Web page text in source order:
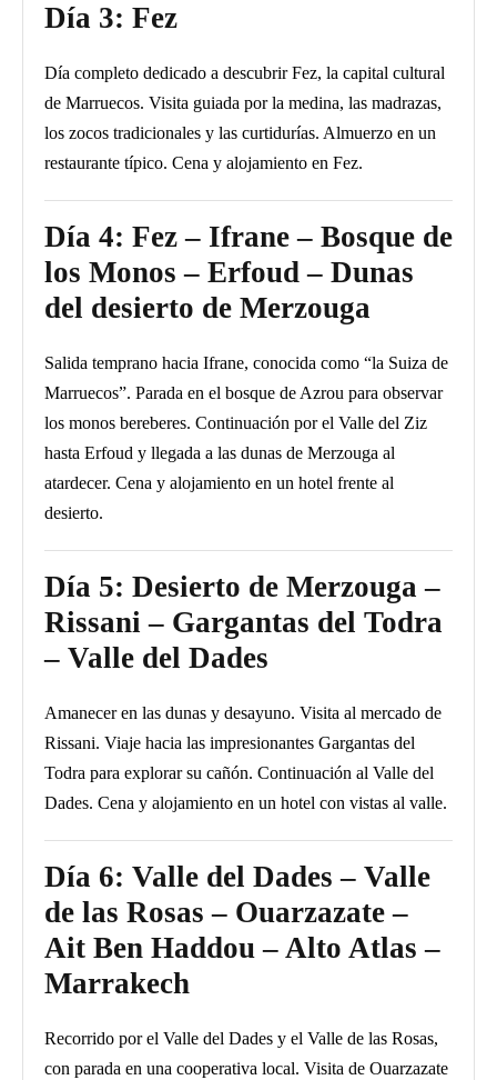
Día 3: Fez
Día completo dedicado a descubrir Fez, la capital cultural
de Marruecos. Visita guiada por la medina, las madrazas,
los zocos tradicionales y las curtidurías. Almuerzo en un
restaurante típico. Cena y alojamiento en Fez.
Día 4: Fez – Ifrane – Bosque de
los Monos – Erfoud – Dunas
del desierto de Merzouga
Salida temprano hacia Ifrane, conocida como “la Suiza de
Marruecos”. Parada en el bosque de Azrou para observar
los monos bereberes. Continuación por el Valle del Ziz
hasta Erfoud y llegada a las dunas de Merzouga al
atardecer. Cena y alojamiento en un hotel frente al
desierto.
Día 5: Desierto de Merzouga –
Rissani – Gargantas del Todra
– Valle del Dades
Amanecer en las dunas y desayuno. Visita al mercado de
Rissani. Viaje hacia las impresionantes Gargantas del
Todra para explorar su cañón. Continuación al Valle del
Dades. Cena y alojamiento en un hotel con vistas al valle.
Día 6: Valle del Dades – Valle
de las Rosas – Ouarzazate –
Ait Ben Haddou – Alto Atlas –
Marrakech
Recorrido por el Valle del Dades y el Valle de las Rosas,
con parada en una cooperativa local. Visita de Ouarzazate